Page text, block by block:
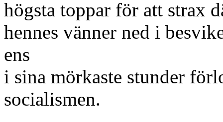
högsta toppar för att strax
hennes vänner ned i
ens
i sina mörkaste stunder
socialismen.